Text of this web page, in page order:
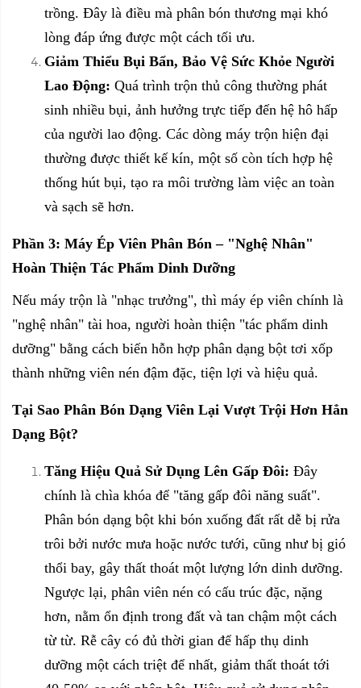
trồng. Đây là điều mà phân bón thương mại khó
lòng đáp ứng được một cách tối ưu.
Giảm Thiểu Bụi Bẩn, Bảo Vệ Sức Khỏe Người
Lao Động: Quá trình trộn thủ công thường phát
sinh nhiều bụi, ảnh hưởng trực tiếp đến hệ hô hấp
của người lao động. Các dòng máy trộn hiện đại
thường được thiết kế kín, một số còn tích hợp hệ
thống hút bụi, tạo ra môi trường làm việc an toàn
và sạch sẽ hơn.
Phần 3: Máy Ép Viên Phân Bón – "Nghệ Nhân"
Hoàn Thiện Tác Phẩm Dinh Dưỡng
Nếu máy trộn là "nhạc trưởng", thì máy ép viên chính là
"nghệ nhân" tài hoa, người hoàn thiện "tác phẩm dinh
dưỡng" bằng cách biến hỗn hợp phân dạng bột tơi xốp
thành những viên nén đậm đặc, tiện lợi và hiệu quả.
Tại Sao Phân Bón Dạng Viên Lại Vượt Trội Hơn Hẳn
Dạng Bột?
Tăng Hiệu Quả Sử Dụng Lên Gấp Đôi: Đây
chính là chìa khóa để "tăng gấp đôi năng suất".
Phân bón dạng bột khi bón xuống đất rất dễ bị rửa
trôi bởi nước mưa hoặc nước tưới, cũng như bị gió
thổi bay, gây thất thoát một lượng lớn dinh dưỡng.
Ngược lại, phân viên nén có cấu trúc đặc, nặng
hơn, nằm ổn định trong đất và tan chậm một cách
từ từ. Rễ cây có đủ thời gian để hấp thụ dinh
dưỡng một cách triệt để nhất, giảm thất thoát tới